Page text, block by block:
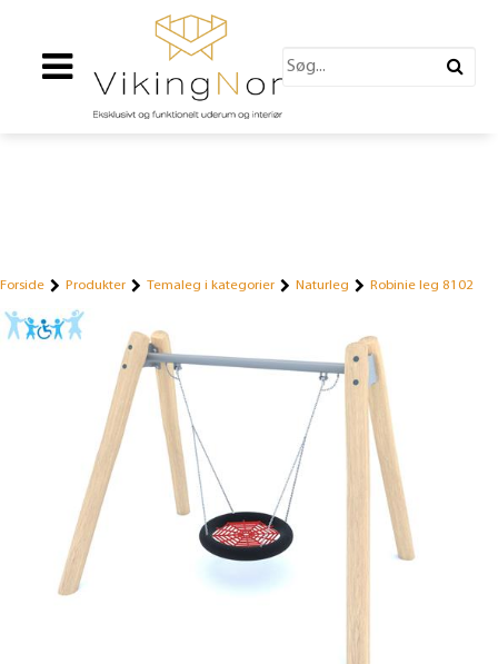
Forside Produkter Temaleg i kategorier Naturleg Robinie leg 8102